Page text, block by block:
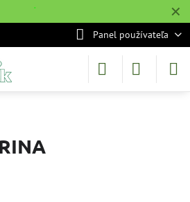
✕
˙
Panel používateľa